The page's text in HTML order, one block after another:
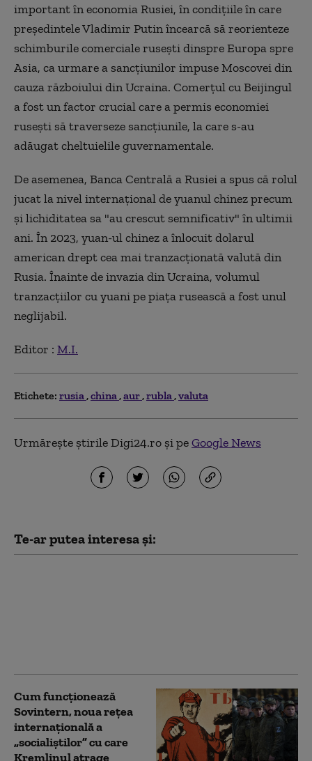
important în economia Rusiei, în condiţiile în care
preşedintele Vladimir Putin încearcă să reorienteze
schimburile comerciale ruseşti dinspre Europa spre
Asia, ca urmare a sancţiunilor impuse Moscovei din
cauza războiului din Ucraina. Comerţul cu Beijingul
a fost un factor crucial care a permis economiei
ruseşti să traverseze sancţiunile, la care s-au
adăugat cheltuielile guvernamentale.
De asemenea, Banca Centrală a Rusiei a spus că rolul
jucat la nivel internaţional de yuanul chinez precum
şi lichiditatea sa "au crescut semnificativ" în ultimii
ani. În 2023, yuan-ul chinez a înlocuit dolarul
american drept cea mai tranzacţionată valută din
Rusia. Înainte de invazia din Ucraina, volumul
tranzacţiilor cu yuani pe piaţa rusească a fost unul
neglijabil.
Editor : M.I.
Etichete: rusia china aur rubla valuta
Urmărește știrile Digi24.ro și peGoogle News
Te-ar putea interesa și:
Cum funcționează
Sovintern, noua rețea
internațională a
„socialiștilor” cu care
Kremlinul atrage